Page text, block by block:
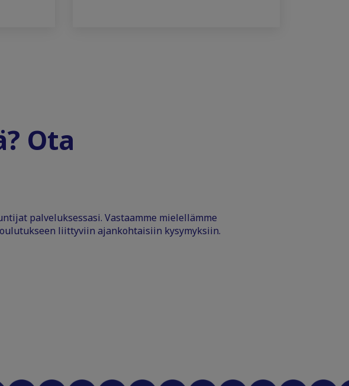
Ota
palveluksessasi. Vastaamme mielellämme
liittyviin ajankohtaisiin kysymyksiin.